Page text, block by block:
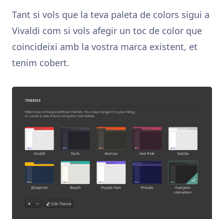
Tant si vols que la teva paleta de colors sigui a
Vivaldi com si vols afegir un toc de color que
coincideixi amb la vostra marca existent, et
tenim cobert.